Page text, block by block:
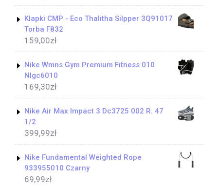
Klapki CMP - Eco Thalitha Silpper 3Q91017
Torba F832
159,00zł
Nike Wmns Gym Premium Fitness 010
Nlgc6010
169,30zł
Nike Air Max Impact 3 Dc3725 002 R. 47
1/2
399,99zł
Nike Fundamental Weighted Rope
933955010 Czarny
69,99zł